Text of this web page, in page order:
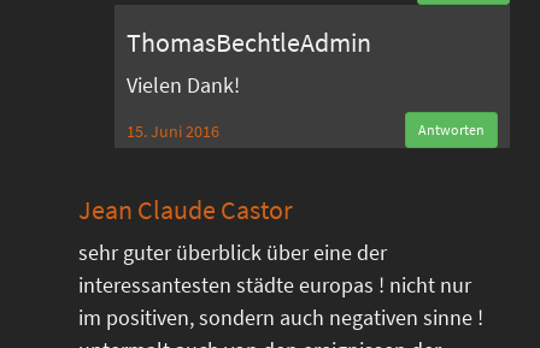
ThomasBechtleAdmin
Vielen Dank!
15. Juni 2016 Antworten
Jean Claude Castor
sehr guter überblick über eine der
interessantesten städte europas ! nicht nur
im positiven, sondern auch negativen sinne !